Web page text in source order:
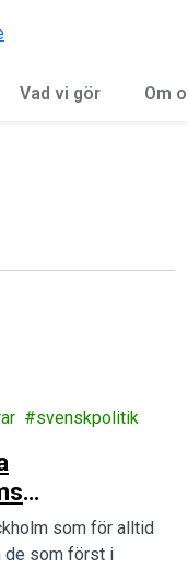
Vad vi gör Om
svenskpolitik
som för alltid
de som först i